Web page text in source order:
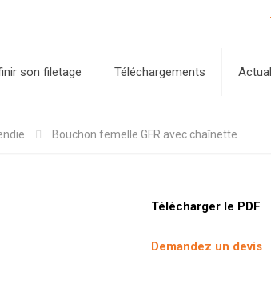
son filetage Téléchargements
Bouchon femelle GFR avec chaînette
Télécharger le PDF
Demandez un devis